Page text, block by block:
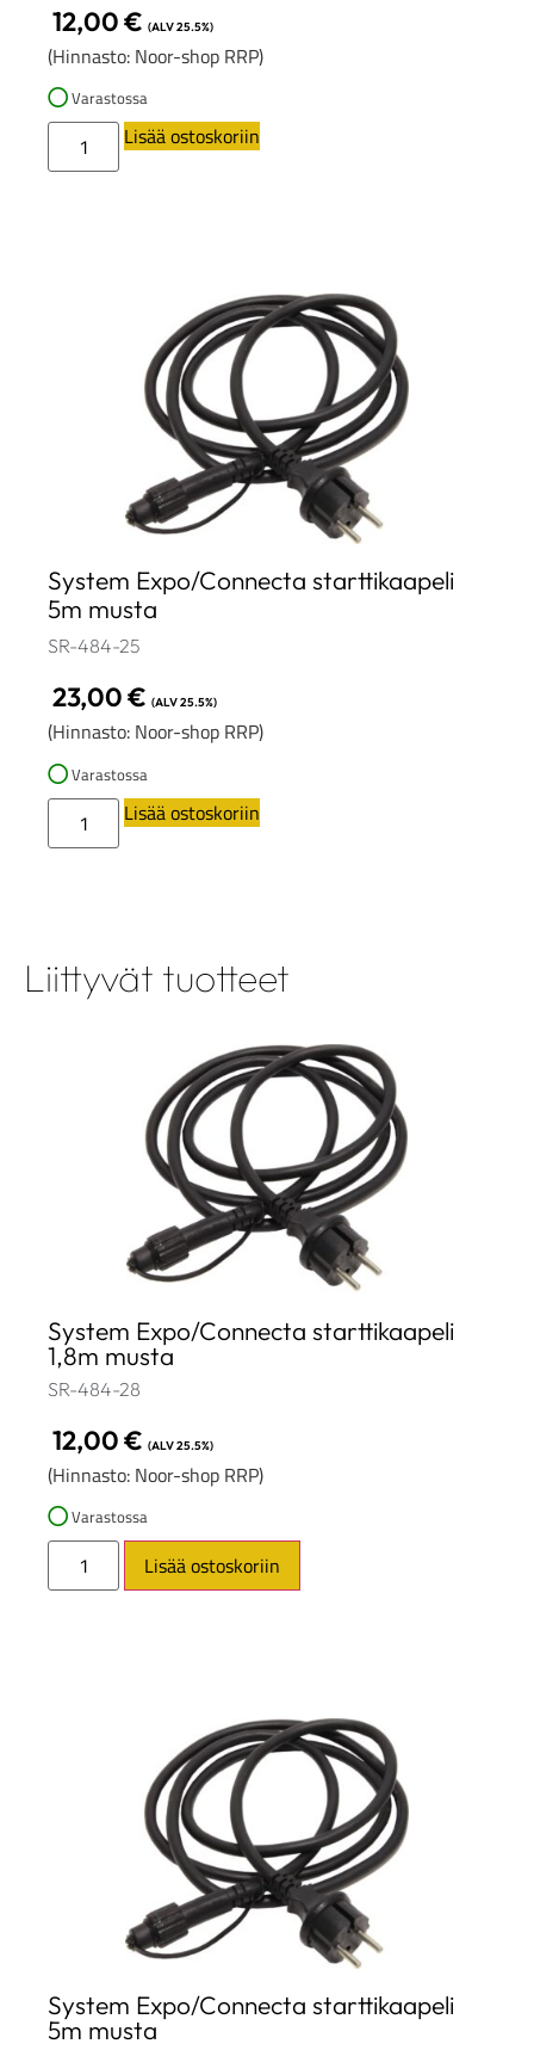
12,00€ (ALV 25.5%)
(Hinnasto: Noor-shop RRP)
Varastossa
Lisää ostoskoriin
System Expo/Connecta starttikaapeli
5m musta
SR-484-25
23,00€ (ALV 25.5%)
(Hinnasto: Noor-shop RRP)
Varastossa
Lisää ostoskoriin
Liittyvät tuotteet
System Expo/Connecta starttikaapeli
1,8m musta
SR-484-28
12,00€ (ALV 25.5%)
(Hinnasto: Noor-shop RRP)
Varastossa
Lisää ostoskoriin
System Expo/Connecta starttikaapeli
5m musta